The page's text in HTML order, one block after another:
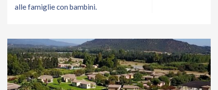
alle famiglie con bambini.